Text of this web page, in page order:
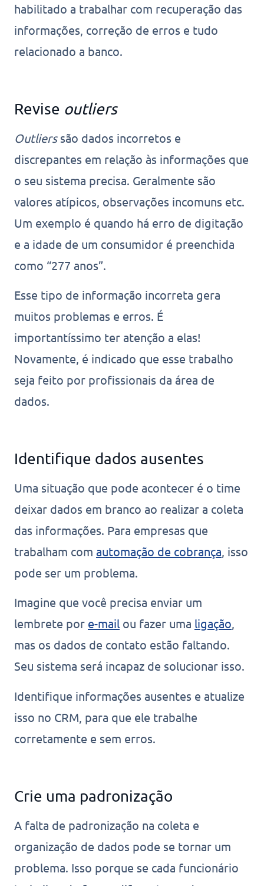
habilitado a trabalhar com recuperação das
informações, correção de erros e tudo
relacionado a banco.
Revise outliers
Outlierssão dados incorretos e
discrepantes em relação às informações que
o seu sistema precisa. Geralmente são
valores atípicos, observações incomuns etc.
Um exemplo é quando há erro de digitação
e a idade de um consumidor é preenchida
como “277 anos”.
Esse tipo de informação incorreta gera
muitos problemas e erros. É
importantíssimo ter atenção a elas!
Novamente, é indicado que esse trabalho
seja feito por profissionais da área de
dados.
Identifique dados ausentes
Uma situação que pode acontecer é o time
deixar dados em branco ao realizar a coleta
das informações. Para empresas que
trabalham com automação de cobrança, isso
pode ser um problema.
Imagine que você precisa enviar um
lembrete por e-mail ou fazer uma ligação,
mas os dados de contato estão faltando.
Seu sistema será incapaz de solucionar isso.
Identifique informações ausentes e atualize
isso no CRM, para que ele trabalhe
corretamente e sem erros.
Crie uma padronização
A falta de padronização na coleta e
organização de dados pode se tornar um
problema. Isso porque se cada funcionário